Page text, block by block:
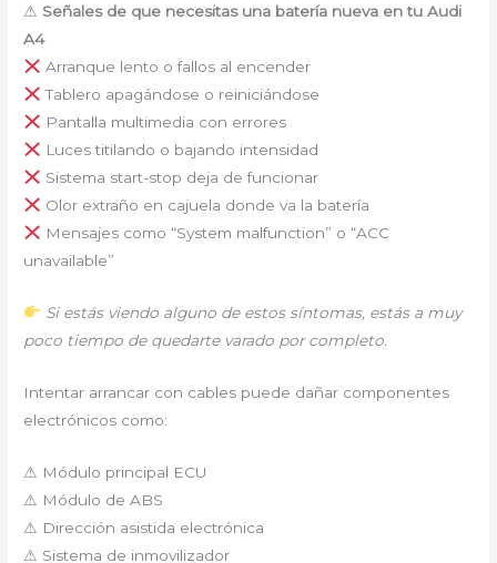
⚠ Señales de que necesitas una batería nueva en tu Audi
A4
Arranque lento o fallos al encender
Tablero apagándose o reiniciándose
Pantalla multimedia con errores
Luces titilando o bajando intensidad
Sistema start-stop deja de funcionar
Olor extraño en cajuela donde va la batería
Mensajes como “System malfunction” o “ACC
unavailable”
Si estás viendo alguno de estos síntomas, estás a muy
poco tiempo de quedarte varado por completo.
Intentar arrancar con cables puede dañar componentes
electrónicos como:
⚠ Módulo principal ECU
⚠ Módulo de ABS
⚠ Dirección asistida electrónica
⚠ Sistema de inmovilizador